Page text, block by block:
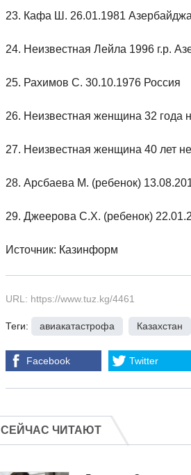
23. Кафа Ш. 26.01.1981
24. Неизвестная Лейла 1996 г.р.
25. Рахимов С. 30.10.1976 Россия
26. Неизвестная женщина 32 года
27. Неизвестная женщина 40 лет
28. Арсбаева М. (ребенок)
29. Джеерова С.Х. (ребенок)
Источник: Казинформ
URL: https://www.tuz.kg/4461
Теги: авиакатастрофа Казахстан
Facebook Twitter
СЕЙЧАС ЧИТАЮТ